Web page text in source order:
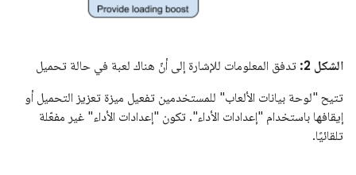
الشكل 2:
تدفق المعلومات للإشارة إلى أنّ هناك لعبة في حالة تحميل
تتيح "لوحة بيانات الألعاب" للمستخدمين تفعيل ميزة تعزيز التحميل أو
إيقافها باستخدام "إعدادات الأداء". تكون "إعدادات الأداء" غير مفعّلة
تلقائيًا.